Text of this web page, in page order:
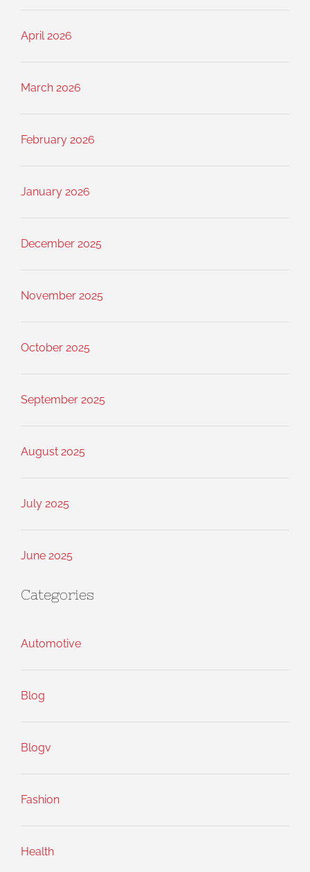
April 2026
March 2026
February 2026
January 2026
December 2025
November 2025
October 2025
September 2025
August 2025
July 2025
June 2025
Categories
Automotive
Blog
Blogv
Fashion
Health